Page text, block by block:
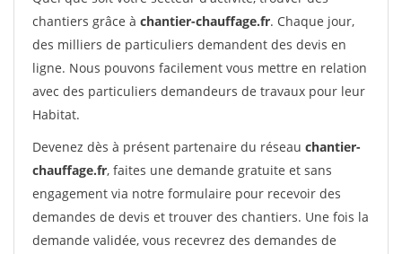
chantiers grâce à chantier-chauffage.fr. Chaque jour,
des milliers de particuliers demandent des devis en
ligne. Nous pouvons facilement vous mettre en relation
avec des particuliers demandeurs de travaux pour leur
Habitat.
Devenez dès à présent partenaire du réseau chantier-
chauffage.fr, faites une demande gratuite et sans
engagement via notre formulaire pour recevoir des
demandes de devis et trouver des chantiers. Une fois la
demande validée, vous recevrez des demandes de